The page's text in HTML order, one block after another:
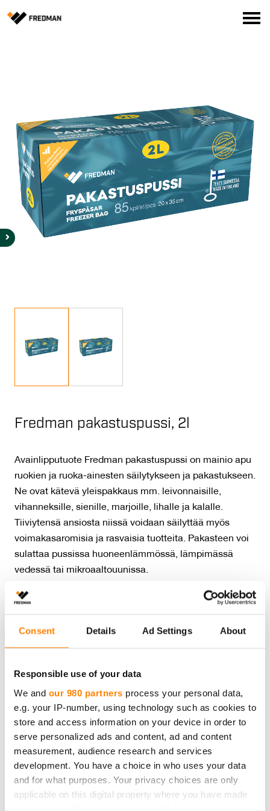
Consent Details Ad Settings About
Responsible use of your data
We and our 980 partners process your personal data,
e.g. your IP-number, using technology such as cookies to
store and access information on your device in order to
serve personalized ads and content, ad and content
measurement, audience research and services
development. You have a choice in who uses your data
and for what purposes. Your privacy choices are only
applicable on this digital property where you have made
English Suomi
Fredman pakastuspussi, 2l
Avainlipputuote Fredman pakastuspussi on mainio apu
ruokien ja ruoka-ainesten säilytykseen ja pakastukseen.
Ne ovat kätevä yleispakkaus mm. leivonnaisille,
vihanneksille, sienille, marjoille, lihalle ja kalalle.
Tiiviytensä ansiosta niissä voidaan säilyttää myös
voimakasaromisia ja rasvaisia tuotteita. Pakasteen voi
sulattaa pussissa huoneenlämmössä, lämpimässä
vedessä tai mikroaaltouunissa.
Pakastuspussit ovat BPA-vapaita.
Määrä: 85 kpl
Tuotteen mitat: 20 x 35 cm
Tuotteet materiaali:
Tuotteen kierrätys: